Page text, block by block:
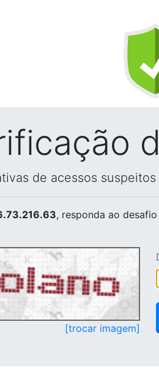
de acessos
, responda ao
[trocar imagem]